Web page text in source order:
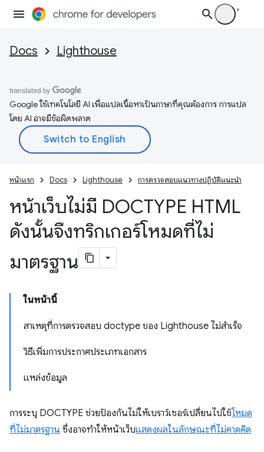
Docs Lighthouse
Google ใช้เทคโนโลยี AI เพื่อแปลเนื้อหาเป็นภาษาที่คุณต้องการ การแปล
โดย AI อาจมีข้อผิดพลาด
หน้าแรก Docs Lighthouse การตรวจสอบแนวทางปฏิบัติแนะนำ
หน้าเว็บไม่มี DOCTYPE HTML
ดังนั้นจึงทริกเกอร์โหมดที่ไม่
มาตรฐาน
ในหน้านี้
สาเหตุที่การตรวจสอบ doctype ของ Lighthouse ไม่สำเร็จ
วิธีเพิ่มการประกาศประเภทเอกสาร
แหล่งข้อมูล
การระบุ DOCTYPE ช่วยป้องกันไม่ให้เบราว์เซอร์เปลี่ยนไปใช้โหมด
ที่ไม่มาตรฐาน ซึ่งอาจทำให้หน้าเว็บแสดงผลในลักษณะที่ไม่คาดคิด